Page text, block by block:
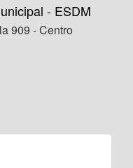
- ESDM
909 - Centro